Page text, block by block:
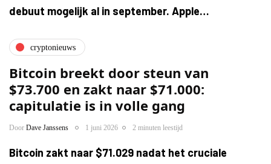
debuut mogelijk al in september. Apple…
cryptonieuws
Bitcoin breekt door steun van
$73.700 en zakt naar $71.000:
capitulatie is in volle gang
Door Dave Janssens 1 juni 2026 2 minuten leestijd
Bitcoin zakt naar $71.029 nadat het cruciale